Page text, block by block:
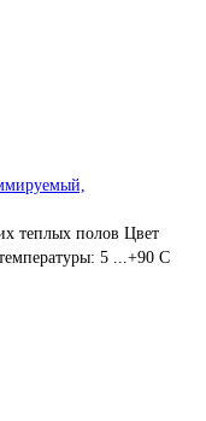
теплых полов Цвет
5 ...+90 С